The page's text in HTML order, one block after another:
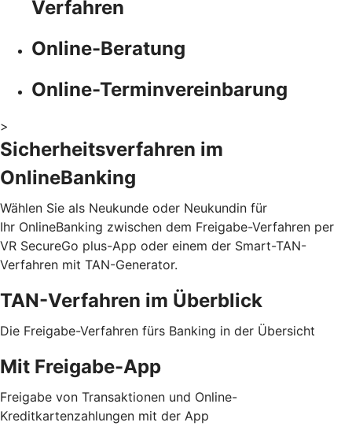
Verfahren
Online-Beratung
Online-Terminvereinbarung
>
Sicherheitsverfahren im
OnlineBanking
Wählen Sie als Neukunde oder Neukundin für
Ihr OnlineBanking zwischen dem Freigabe-Verfahren per
VR SecureGo plus-App oder einem der Smart-TAN-
Verfahren mit TAN-Generator.
TAN-Verfahren im Überblick
Die Freigabe-Verfahren fürs Banking in der Übersicht
Mit Freigabe-App
Freigabe von Transaktionen und Online-
Kreditkartenzahlungen mit der App